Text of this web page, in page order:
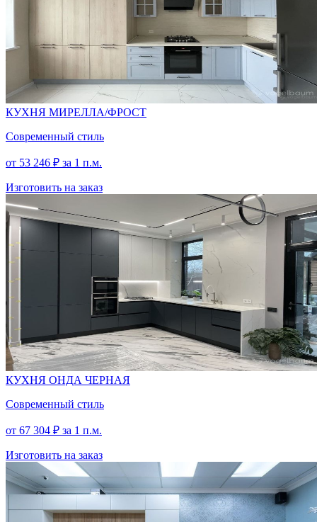
СЕРЫЙ
СОСНА
КАСЦИНА
КУХНЯ МИРЕЛЛА/ФРОСТ
Современный стиль
от 53 246 ₽ за 1 п.м.
Изготовить на заказ
КУХНЯ ОНДА ЧЕРНАЯ
Современный стиль
от 67 304 ₽ за 1 п.м.
Изготовить на заказ